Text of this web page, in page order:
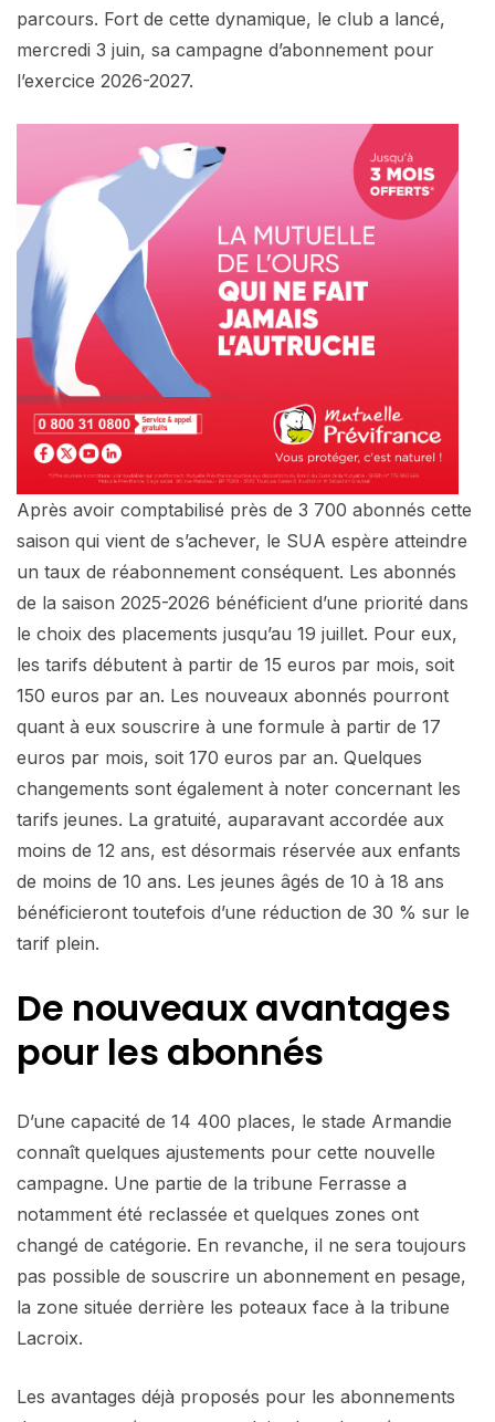
parcours. Fort de cette dynamique, le club a lancé,
mercredi 3 juin, sa campagne d’abonnement pour
l’exercice 2026-2027.
Après avoir comptabilisé près de 3 700 abonnés cette
saison qui vient de s’achever, le SUA espère atteindre
un taux de réabonnement conséquent. Les abonnés
de la saison 2025-2026 bénéficient d’une priorité dans
le choix des placements jusqu’au 19 juillet. Pour eux,
les tarifs débutent à partir de 15 euros par mois, soit
150 euros par an. Les nouveaux abonnés pourront
quant à eux souscrire à une formule à partir de 17
euros par mois, soit 170 euros par an. Quelques
changements sont également à noter concernant les
tarifs jeunes. La gratuité, auparavant accordée aux
moins de 12 ans, est désormais réservée aux enfants
de moins de 10 ans. Les jeunes âgés de 10 à 18 ans
bénéficieront toutefois d’une réduction de 30 % sur le
tarif plein.
De nouveaux avantages
pour les abonnés
D’une capacité de 14 400 places, le stade Armandie
connaît quelques ajustements pour cette nouvelle
campagne. Une partie de la tribune Ferrasse a
notamment été reclassée et quelques zones ont
changé de catégorie. En revanche, il ne sera toujours
pas possible de souscrire un abonnement en pesage,
la zone située derrière les poteaux face à la tribune
Lacroix.
Les avantages déjà proposés pour les abonnements